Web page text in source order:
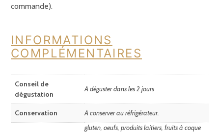
commande).
INFORMATIONS
COMPLÉMENTAIRES
Conseil de
dégustation
A déguster dans les 2 jours
Conservation A conserver au réfrigérateur.
gluten, oeufs, produits laitiers, fruits à coque